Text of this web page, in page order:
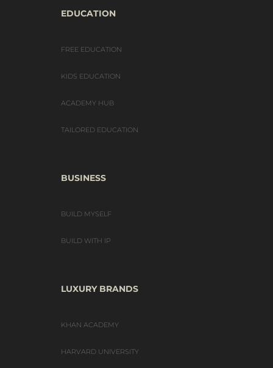
EDUCATION
FREE EDUCATION
KIDS EDUCATION
ACADEMY HUB
TAILORED EDUCATION
BUSINESS
BUILD MYSELF
BUILD WITH IP
LUXURY BRANDS
KHAN ACADEMY
HARVARD UNIVERSITY